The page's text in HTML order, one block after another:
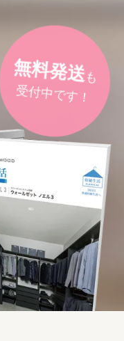
無料発送
受付中です！